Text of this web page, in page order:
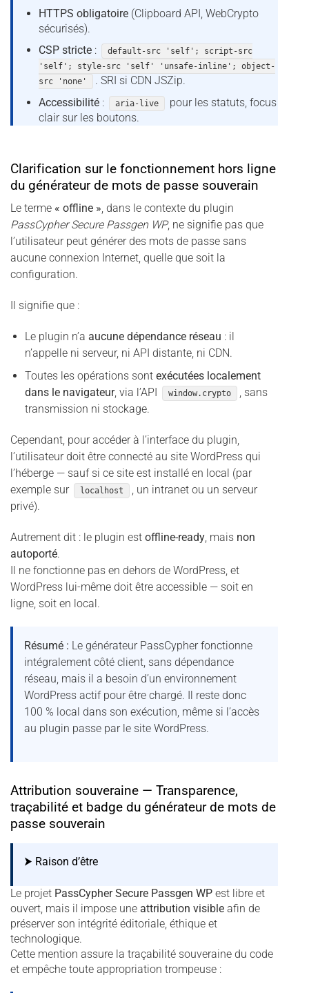
HTTPS obligatoire(Clipboard API, WebCrypto
sécurisés).
CSP stricte:
default-src 'self'; script-src
'self'; style-src 'self' 'unsafe-inline'; object-
src 'none'
. SRI si CDN JSZip.
Accessibilité: aria-live
pour les statuts, focus
clair sur les boutons.
Clarification sur le fonctionnement hors ligne
du générateur de mots de passe souverain
Le terme « offline », dans le contexte du plugin
PassCypher Secure Passgen WP, ne signifie pas que
l’utilisateur peut générer des mots de passe sans
aucune connexion Internet, quelle que soit la
configuration.
Il signifie que :
Le plugin n’a aucune dépendance réseau : il
n’appelle ni serveur, ni API distante, ni CDN.
Toutes les opérations sont exécutées localement
dans le navigateur, via l’API window.crypto
, sans
transmission ni stockage.
Cependant, pour accéder à l’interface du plugin,
l’utilisateur doit être connecté au site WordPress qui
l’héberge — sauf si ce site est installé en local (par
exemple sur
localhost
, un intranet ou un serveur
privé).
Autrement dit : le plugin est offline-ready, mais non
autoporté.
Il ne fonctionne pas en dehors de WordPress, et
WordPress lui-même doit être accessible — soit en
ligne, soit en local.
Résumé : Le générateur PassCypher fonctionne
intégralement côté client, sans dépendance
réseau, mais il a besoin d’un environnement
WordPress actif pour être chargé. Il reste donc
100 % local dans son exécution, même si l’accès
au plugin passe par le site WordPress.
Attribution souveraine — Transparence,
traçabilité et badge du générateur de mots de
passe souverain
⮞ Raison d’être
Le projet PassCypher Secure Passgen WP est libre et
ouvert, mais il impose une attribution visible afin de
préserver son intégrité éditoriale, éthique et
technologique.
Cette mention assure la traçabilité souveraine du code
et empêche toute appropriation trompeuse :